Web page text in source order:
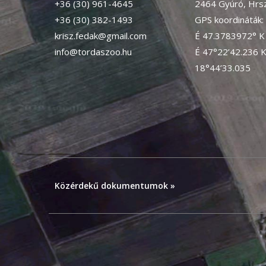
+36 (30) 961-4645
+36 (30) 382-1493
krisz.fedak@gmail.com
info@tordaszoo.hu
2464 Gyúró,
GPS koordináták:
É 47.3783972°
É 47°22’42.236 K
18°44’33.035
Közérdekű dokumentumok »